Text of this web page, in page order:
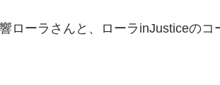
ーラさんと、ローラinJusticeの